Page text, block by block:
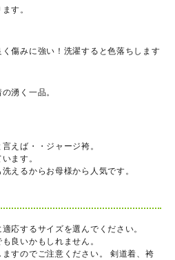
す。
傷みに強い！洗濯すると色落ちします
湧く一品。
えば・・ジャージ袴。
ます。
えるからお母様から人気です。
応するサイズを選んでください。
良いかもしれません。
すのでご注意ください。 剣道着、袴